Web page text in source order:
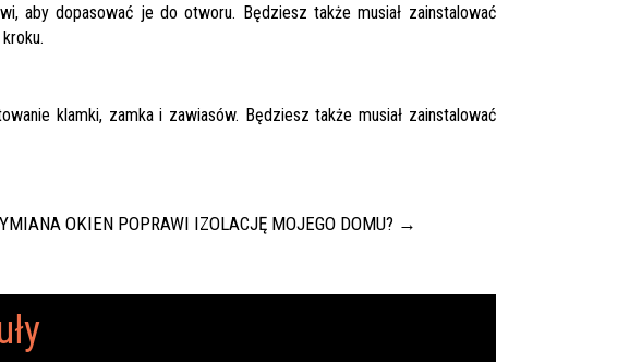
aby dopasować je do otworu. Będziesz także musiał zainstalować
klamki, zamka i zawiasów. Będziesz także musiał zainstalować
OKIEN POPRAWI IZOLACJĘ MOJEGO DOMU? →